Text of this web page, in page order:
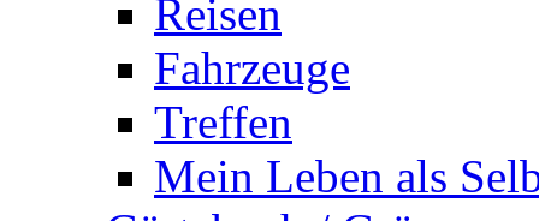
Reisen
Fahrzeuge
Treffen
Mein Leben als